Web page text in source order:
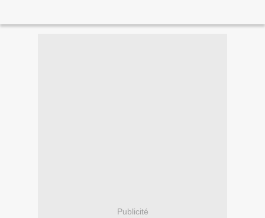
Publicité